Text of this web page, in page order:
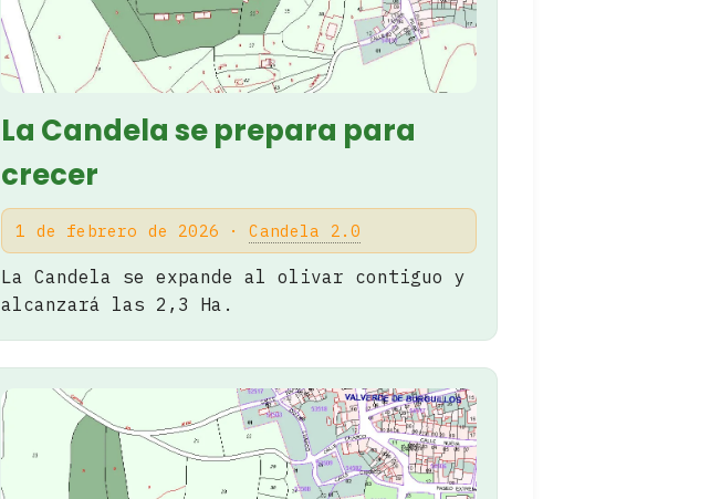
La Candela se prepara para
crecer
1 de febrero de 2026 ·Candela 2.0
La Candela se expande al olivar contiguo y
alcanzará las 2,3 Ha.